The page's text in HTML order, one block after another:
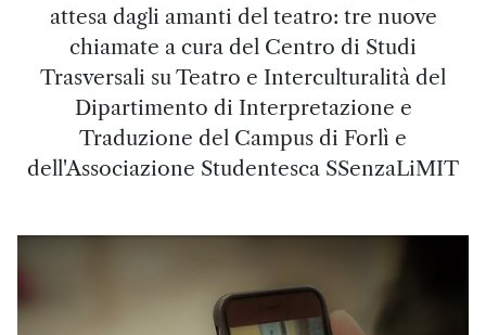
attesa dagli amanti del teatro: tre nuove
chiamate a cura del Centro di Studi
Trasversali su Teatro e Interculturalità del
Dipartimento di Interpretazione e
Traduzione del Campus di Forlì e
dell'Associazione Studentesca SSenzaLiMIT